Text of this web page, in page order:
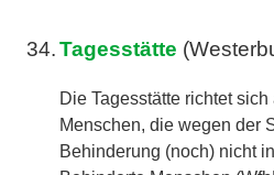
34. Tagesstätte
Die Tagesstätte richtet
Menschen, die wegen der
Behinderung (noch) nicht